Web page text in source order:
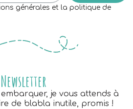
générales et la politique de
Newsletter
je vous attends à
de blabla inutile, promis !